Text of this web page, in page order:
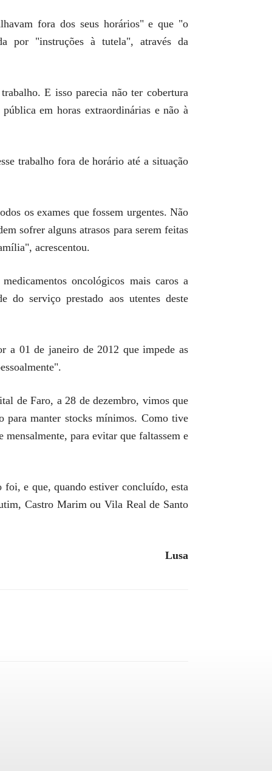
fora dos seus horários" e que "o
por "instruções à tutela", através da
E isso parecia não ter cobertura
em horas extraordinárias e não à
trabalho fora de horário até a situação
os exames que fossem urgentes. Não
sofrer alguns atrasos para serem feitas
acrescentou.
oncológicos mais caros a
do serviço prestado aos utentes deste
a 01 de janeiro de 2012 que impede as
de Faro, a 28 de dezembro, vimos que
para manter stocks mínimos. Como tive
mensalmente, para evitar que faltassem e
e que, quando estiver concluído, esta
Castro Marim ou Vila Real de Santo
Lusa